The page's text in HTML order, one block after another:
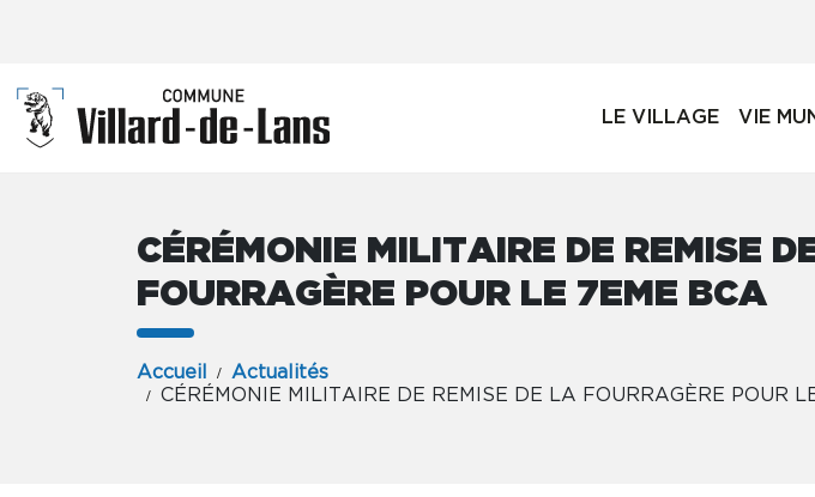
LE VILLAGE VIE
CÉRÉMONIE MILITAIRE DE REMISE
FOURRAGÈRE POUR LE 7EME BCA
Accueil
Actualités
CÉRÉMONIE MILITAIRE DE REMISE DE LA FOURRAGÈRE POUR